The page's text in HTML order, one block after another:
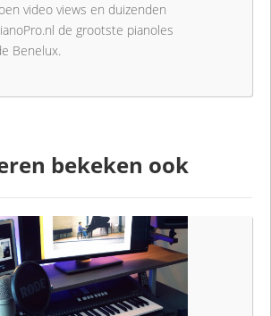
video views en duizenden
de grootste pianoles
Benelux.
bekeken ook